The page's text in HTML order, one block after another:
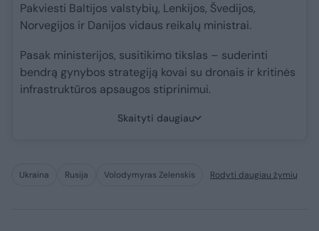
Pakviesti Baltijos valstybių, Lenkijos, Švedijos,
Norvegijos ir Danijos vidaus reikalų ministrai.
Pasak ministerijos, susitikimo tikslas – suderinti
bendrą gynybos strategiją kovai su dronais ir kritinės
infrastruktūros apsaugos stiprinimui.
Skaityti daugiau
Ukraina Rusija Volodymyras Zelenskis Rodyti daugiau žymių